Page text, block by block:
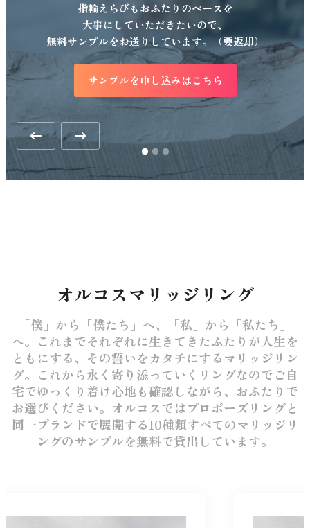
指輪えらびもおふたりのペースを
大事にしていただきたいので、
無料サンプルをお送りしています。（要返却）
サンプルを申し込みはこちら
オルコスマリッジリング
「僕」から「僕たち」へ、「私」から「私たち」
へ。これまでそれぞれに生きてきたふたりが人生を
ともにする、その誓いをカタチにするマリッジリン
グ。これから永く寄り添っていくリングなのでご自
宅でゆっくり着け心地も確認しながら、おふたりで
お選びください。オルコスではプロポーズリングと
同一ブランドで展開する10種類すべてのマリッジリ
ングのサンプルを無料で貸出しています。